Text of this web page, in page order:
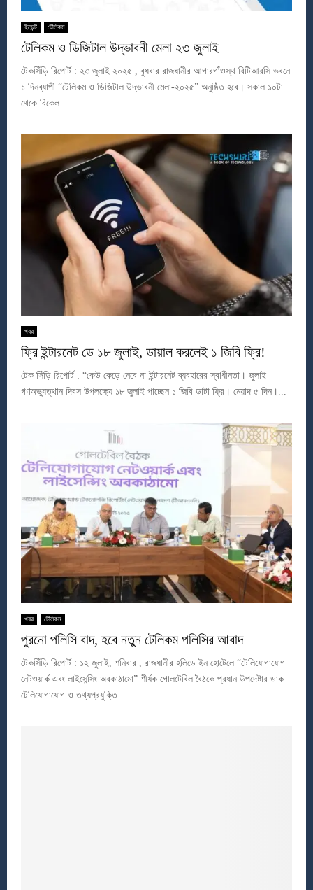
ইভেন্ট টেলিকম
টেলিকম ও ডিজিটাল উদ্ভাবনী মেলা ২৩ জুলাই
টেকসিঁড়ি রিপোর্ট : ২৩ জুলাই ২০২৫ , বুধবার রাজধানীর আগারগাঁওস্থ বিটিআরসি ভবনে
১ দিনব্যাপী “টেলিকম ও ডিজিটাল উদ্ভাবনী মেলা-২০২৫” অনুষ্ঠিত হবে। সকাল ১০টা
থেকে বিকেল...
খবর
ফ্রি ইন্টারনেট ডে ১৮ জুলাই, ডায়াল করলেই ১ জিবি ফ্রি!
টেক সিঁড়ি রিপোর্ট : “কেউ কেড়ে নেবে না ইন্টারনেট ব্যবহারের স্বাধীনতা। জুলাই
গণঅভ্যুত্থান দিবস উপলক্ষ্যে ১৮ জুলাই পাচ্ছেন ১ জিবি ডাটা ফ্রি। মেয়াদ ৫ দিন।...
খবর টেলিকম
পুরনো পলিসি বাদ, হবে নতুন টেলিকম পলিসির আবাদ
টেকসিঁড়ি রিপোর্ট : ১২ জুলাই, শনিবার , রাজধানীর হলিডে ইন হোটেলে “টেলিযোগাযোগ
নেটওয়ার্ক এবং লাইসেন্সিং অবকাঠামো” শীর্ষক গোলটেবিল বৈঠকে প্রধান উপদেষ্টার ডাক
টেলিযোগাযোগ ও তথ্যপ্রযুক্তি...